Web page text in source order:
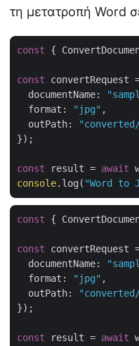
τη μετατροπή Word
const {
const convertRequest
documentName:
format : "jpg" ,
outPath:
});
const result = await
console.log( "Word to
const {
const convertRequest
documentName:
format : "jpg" ,
outPath:
});
const result = await